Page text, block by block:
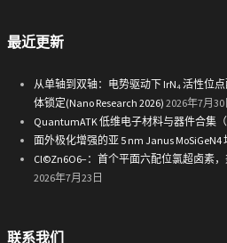
最近更新
从单轴到双轴：电势驱动下 IrN₄ 活性位
体锁定(Nano Research 2026) 2026年7月30
QuantumATK 低维电子材料与器件合集（
面外极化增强的亚 5 nm Janus
Cl©Zn6O6−：首个平面六配位氯超卤素
2026年7月23日
联系我们